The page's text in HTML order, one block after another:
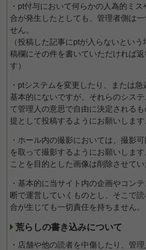
・pt付与において何らかの人為的ミ
合が発生したとしても、管理者側は一
せん。
（投稿した記事にptが入らないとい
稿欄にその件を書いていただければ返
す）
・ptシステムを変更したり、または
基本的にないですが、それらのシス
て管理人の意思で自由に決定される
提として投稿するようにお願いします
・ホール内の撮影においては、撮影
を取って撮影するようにお願いしま
ことを目的とした画像は削除させてい
・基本的に当サイト内の企画やコン
断で運営していくものとし、そこで
合が生じても一切責任を持ちません。
荒らしの書き込みについて
・店舗や他の読者を中傷したり、管